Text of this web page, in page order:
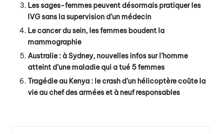
Les sages-femmes peuvent désormais pratiquer les
IVG sans la supervision d’un médecin
Le cancer du sein, les femmes boudent la
mammographie
Australie : à Sydney, nouvelles infos sur l’homme
atteint d’une maladie qui a tué 5 femmes
Tragédie au Kenya : le crash d’un hélicoptère coûte la
vie au chef des armées et à neuf responsables